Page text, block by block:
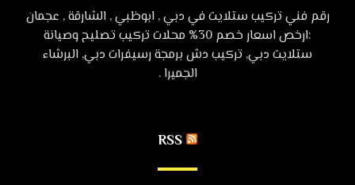
رقم فني تركيب ستلايت في دبي , ابوظبي , الشارقة , عجمان
:ارخص اسعار خصم 30% محلات تركيب تصليح وصيانة
ستلايت دبي, تركيب دش برمجة رسيفرات دبي, البرشاء
الجميرا .
RSS